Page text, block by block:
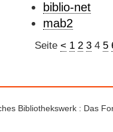
biblio-net
mab2
Seite < 1 2 3 4 5
Bibliothekswerk : Das